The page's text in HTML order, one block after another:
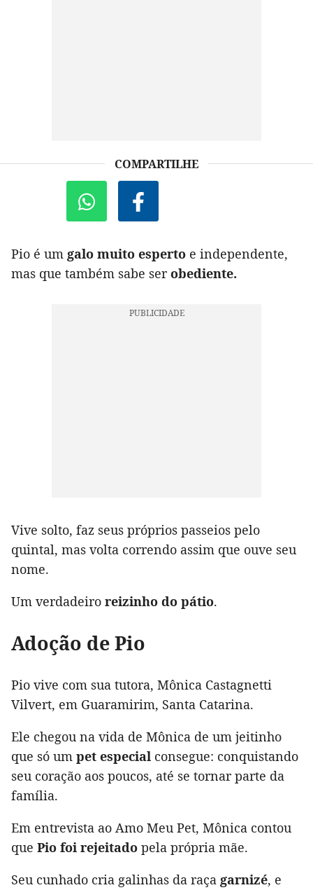
COMPARTILHE
Pio é um galo muito esperto e independente,
mas que também sabe serobediente.
Vive solto, faz seus próprios passeios pelo
quintal, mas volta correndo assim que ouve seu
nome.
Um verdadeiro reizinho do pátio.
Adoção de Pio
Pio vive com sua tutora, Mônica Castagnetti
Vilvert, em Guaramirim, Santa Catarina.
Ele chegou na vida de Mônica de um jeitinho
que só um pet especial consegue: conquistando
seu coração aos poucos, até se tornar parte da
família.
Em entrevista ao Amo Meu Pet, Mônica contou
que Pio foi rejeitado pela própria mãe.
Seu cunhado cria galinhas da raça garnizé, e